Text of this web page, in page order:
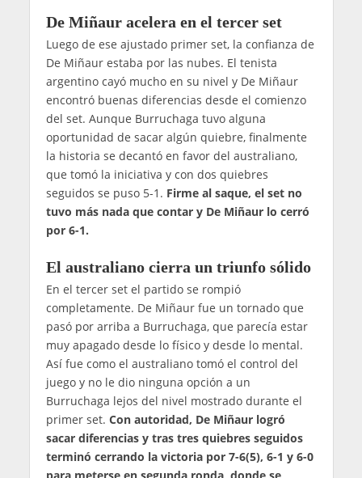
De Miñaur acelera en el tercer set
Luego de ese ajustado primer set, la confianza de
De Miñaur estaba por las nubes. El tenista
argentino cayó mucho en su nivel y De Miñaur
encontró buenas diferencias desde el comienzo
del set. Aunque Burruchaga tuvo alguna
oportunidad de sacar algún quiebre, finalmente
la historia se decantó en favor del australiano,
que tomó la iniciativa y con dos quiebres
seguidos se puso 5-1. Firme al saque, el set no
tuvo más nada que contar y De Miñaur lo cerró
por 6-1.
El australiano cierra un triunfo sólido
En el tercer set el partido se rompió
completamente. De Miñaur fue un tornado que
pasó por arriba a Burruchaga, que parecía estar
muy apagado desde lo físico y desde lo mental.
Así fue como el australiano tomó el control del
juego y no le dio ninguna opción a un
Burruchaga lejos del nivel mostrado durante el
primer set. Con autoridad, De Miñaur logró
sacar diferencias y tras tres quiebres seguidos
terminó cerrando la victoria por 7-6(5), 6-1 y 6-0